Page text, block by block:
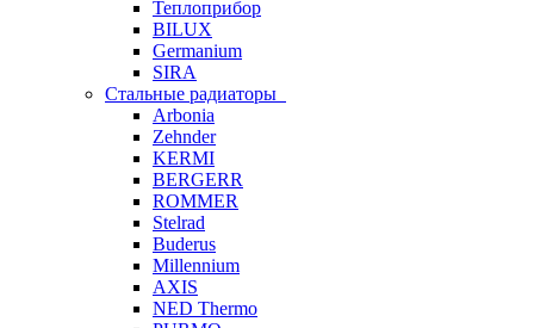
Теплоприбор
BILUX
Germanium
SIRA
Стальные радиаторы
Arbonia
Zehnder
KERMI
BERGERR
ROMMER
Stelrad
Buderus
Millennium
AXIS
NED Thermo